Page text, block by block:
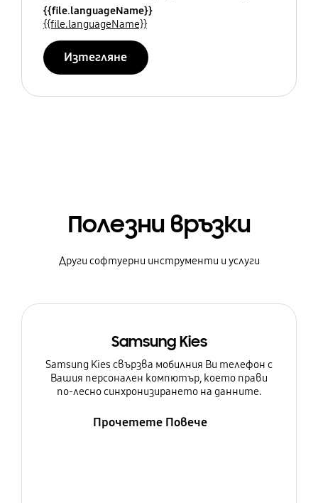
{{file.languageName}}
{{file.languageName}}
Изтегляне
Полезни връзки
Други софтуерни инструменти и услуги
Samsung Kies
Samsung Kies свързва мобилния Ви телефон с
Вашия персонален компютър, което прави
по-лесно синхронизирането на данните.
Прочетете Повече